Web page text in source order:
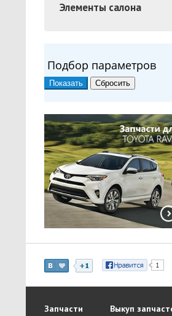
Элементы салона
Подбор параметров
Запчасти Выкуп